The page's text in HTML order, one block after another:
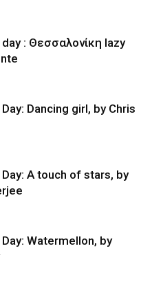
: Θεσσαλονίκη lazy
Dancing girl, by Chris
A touch of stars, by
Watermellon, by